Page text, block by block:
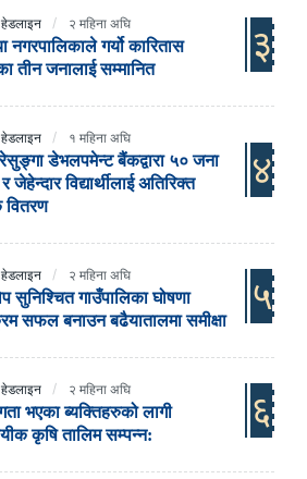
हेडलाइन २ महिना अघि
नगरपालिकाले गर्यो कारितास
तीन जनालाई सम्मानित
३
हेडलाइन १ महिना अघि
डेभलपमेन्ट बैंकद्वारा ५० जना
जेहेन्दार विद्यार्थीलाई अतिरिक्त
वितरण
४
हेडलाइन २ महिना अघि
सुनिश्चित गाउँपालिका घोषणा
सफल बनाउन बढैयातालमा समीक्षा
५
हेडलाइन २ महिना अघि
भएका ब्यक्तिहरुको लागी
कृषि तालिम सम्पन्न:
६